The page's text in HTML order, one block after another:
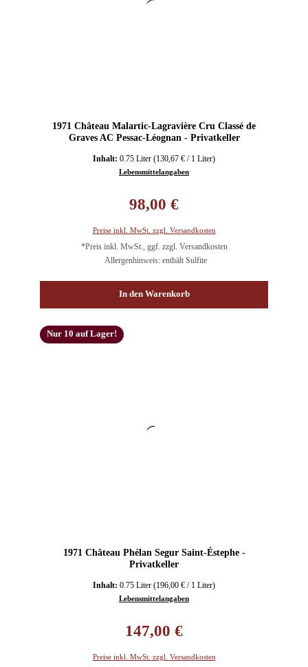
1971 Château Malartic-Lagravière Cru Classé de
Graves AC Pessac-Léognan - Privatkeller
Inhalt: 0.75 Liter (130,67 € / 1 Liter)
Lebensmittelangaben
98,00 €
Preise inkl. MwSt. zzgl. Versandkosten
*Preis inkl. MwSt., ggf. zzgl. Versandkosten
Allergenhinweis: enthält Sulfite
In den Warenkorb
Nur 10 auf Lager!
1971 Château Phélan Segur Saint-Éstephe -
Privatkeller
Inhalt: 0.75 Liter (196,00 € / 1 Liter)
Lebensmittelangaben
147,00 €
Preise inkl. MwSt. zzgl. Versandkosten